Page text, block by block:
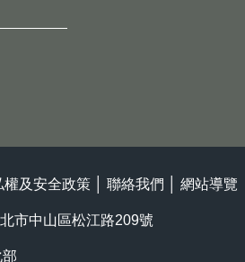
權及安全政策 聯絡我們 網站導覽
市中山區松江路209號